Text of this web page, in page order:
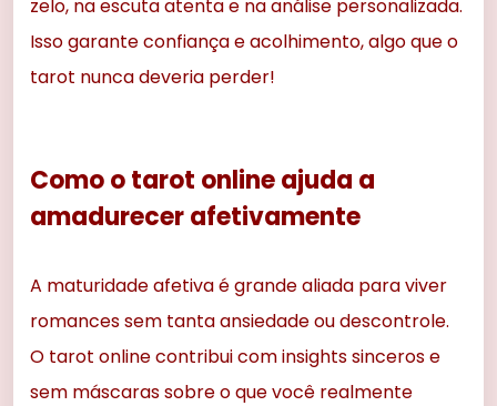
zelo, na escuta atenta e na análise personalizada.
Isso garante confiança e acolhimento, algo que o
tarot nunca deveria perder!
Como o tarot online ajuda a
amadurecer afetivamente
A maturidade afetiva é grande aliada para viver
romances sem tanta ansiedade ou descontrole.
O tarot online contribui com insights sinceros e
sem máscaras sobre o que você realmente